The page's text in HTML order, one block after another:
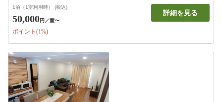
1泊（1室利用時） (税込)
50,000円 ／室〜
ポイント(1%)
詳細を見る